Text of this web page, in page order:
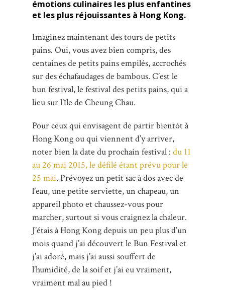
émotions culinaires les plus enfantines
et les plus réjouissantes à Hong Kong.
Imaginez maintenant des tours de petits
pains. Oui, vous avez bien compris, des
centaines de petits pains empilés, accrochés
sur des échafaudages de bambous. C’est le
bun festival, le festival des petits pains, qui a
lieu sur l’île de Cheung Chau.
Pour ceux qui envisagent de partir bientôt à
Hong Kong ou qui viennent d’y arriver,
noter bien la date du prochain festival : du 11
au 26 mai 2015, le défilé étant prévu pour le
25 mai. Prévoyez un petit sac à dos avec de
l’eau, une petite serviette, un chapeau, un
appareil photo et chaussez-vous pour
marcher, surtout si vous craignez la chaleur.
J’étais à Hong Kong depuis un peu plus d’un
mois quand j’ai découvert le Bun Festival et
j’ai adoré, mais j’ai aussi souffert de
l’humidité, de la soif et j’ai eu vraiment,
vraiment mal au pied !